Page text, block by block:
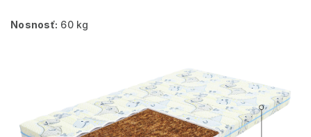
Nosnosť: 60 kg